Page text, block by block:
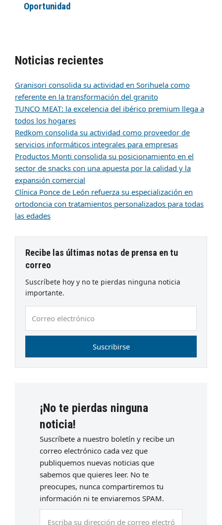
Oportunidad
Noticias recientes
Granisori consolida su actividad en Sorihuela como
referente en la transformación del granito
TUNCO MEAT: la excelencia del ibérico premium llega a
todos los hogares
Redkom consolida su actividad como proveedor de
servicios informáticos integrales para empresas
Productos Monti consolida su posicionamiento en el
sector de snacks con una apuesta por la calidad y la
expansión comercial
Clínica Ponce de León refuerza su especialización en
ortodoncia con tratamientos personalizados para todas
las edades
Recibe las últimas notas de prensa en tu
correo
Suscríbete hoy y no te pierdas ninguna noticia
importante.
electrónico
Suscribirse
¡No te pierdas ninguna
noticia!
Suscríbete a nuestro boletín y recibe un
correo electrónico cada vez que
publiquemos nuevas noticias que
sabemos que quieres leer. No te
preocupes, nunca compartiremos tu
información ni te enviaremos SPAM.